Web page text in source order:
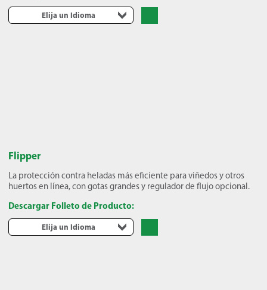
Elija un Idioma
Flipper
La protección contra heladas más eficiente para viñedos y otros
huertos en línea, con gotas grandes y regulador de flujo opcional.
Descargar Folleto de Producto:
Elija un Idioma